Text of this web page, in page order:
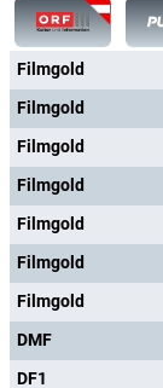
Filmgold
Filmgold
Filmgold
Filmgold
Filmgold
Filmgold
Filmgold
DMF
DF1